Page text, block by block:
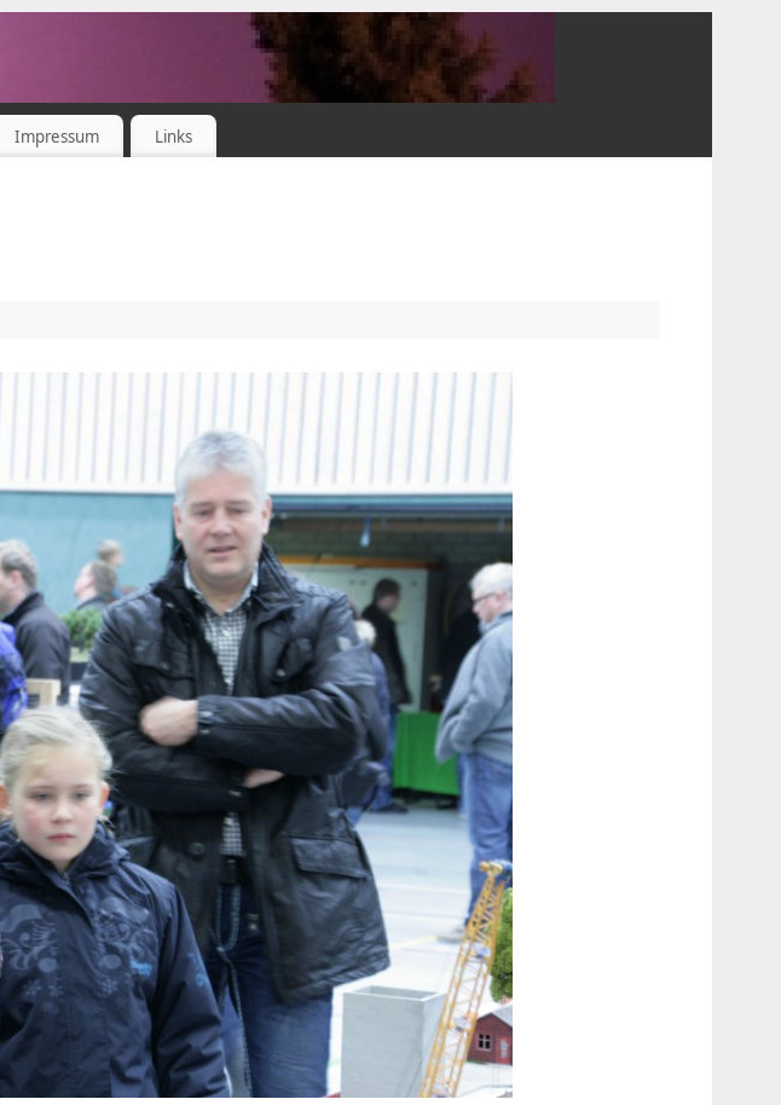
Impressum Links